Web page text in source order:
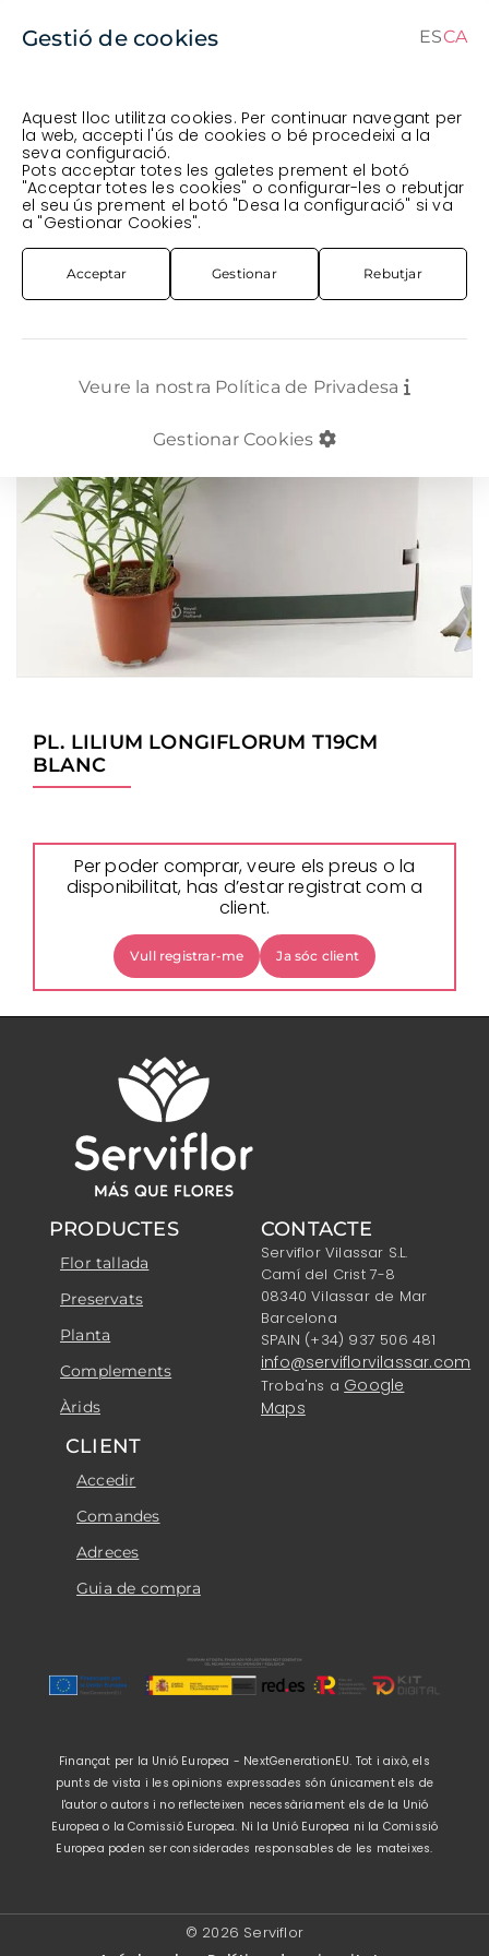
ESCA
Comanda en curs (prevista per al) · Transportista
Veure comanda
PLANTA EXTERIOR PL. LILIUM LONGIFLORUM T19CM BLANC
PL. LILIUM LONGIFLORUM T19CM
BLANC
Per poder comprar, veure els preus o la
disponibilitat, has d’estar registrat com a
client.
Vull registrar-me Ja sóc client
Gestió de cookies ESCA
Aquest lloc utilitza cookies. Per continuar navegant per
la web, accepti l'ús de cookies o bé procedeixi a la
seva configuració.
Pots acceptar totes les galetes prement el botó
"Acceptar totes les cookies" o configurar-les o rebutjar
el seu ús prement el botó "Desa la configuració" si va
a "Gestionar Cookies".
Acceptar Gestionar Rebutjar
Veure la nostra Política de Privadesa
Gestionar Cookies
PRODUCTES
Flor tallada
Preservats
Planta
Complements
Àrids
CONTACTE
Serviflor Vilassar S.L.
Camí del Crist 7-8
08340 Vilassar de Mar
Barcelona
SPAIN (+34) 937 506 481
info@serviflorvilassar.com
Troba'ns a Google
Maps
CLIENT
Accedir
Comandes
Adreces
Guia de compra
Finançat per la Unió Europea - NextGenerationEU. Tot i això, els
punts de vista i les opinions expressades són únicament els de
l'autor o autors i no reflecteixen necessàriament els de la Unió
Europea o la Comissió Europea. Ni la Unió Europea ni la Comissió
Europea poden ser considerades responsables de les mateixes.
© 2026 Serviflor